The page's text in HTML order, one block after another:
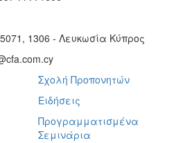
1306 - Λευκωσία Κύπρος
Σχολή Προπονητών
Ειδήσεις
Προγραμματισμένα
Σεμινάρια